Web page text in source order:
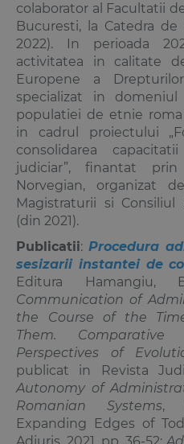
colaborator al Facultatii
Bucuresti, la Catedra
2022). In perioada
activitatea in calitate
Europene a
specializat in
populatiei de etnie
in cadrul proiectului
consolidarea
judiciar”, finantat prin
Norvegian, organizat
Magistraturii si
(din 2021).
Publicatii: Procedura
sesizarii instantei de
Editura Hamangiu,
Communication of
the Course of the
Them.
Perspectives of
publicat in Revista
Autonomy of
Romanian Systems,
Expanding Edges of